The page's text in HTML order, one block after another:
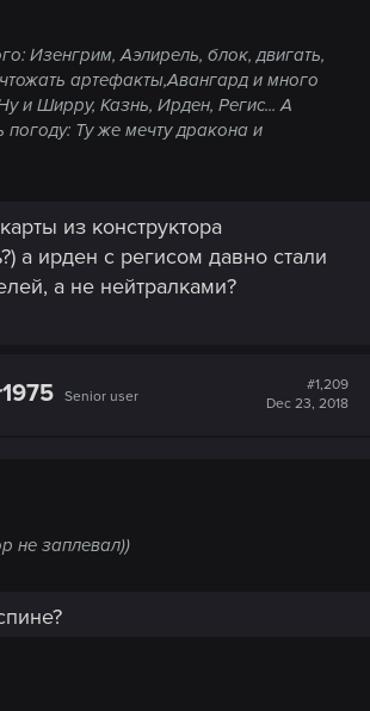
Изенгрим, Аэлирель, блок, двигать,
артефакты,Авангард и много
и Ширру, Казнь, Ирден, Регис... А
Ту же мечту дракона и
из конструктора
а ирден с регисом давно стали
а не нейтралками?
Senior user
#1,209
Dec 23, 2018
не заплевал))